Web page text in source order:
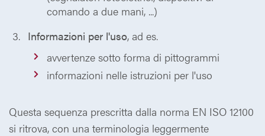
comando a due mani, ...)
Informazioni per l'uso, ad es.
avvertenze sotto forma di pittogrammi
informazioni nelle istruzioni per l'uso
Questa sequenza prescritta dalla norma EN ISO 12100
si ritrova, con una terminologia leggermente